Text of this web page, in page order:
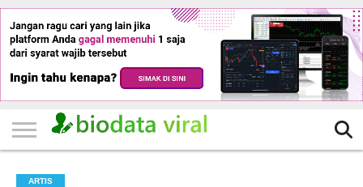
HOME
FILTER
KATEGORI
IKLAN
GRATIS
TERVIRAL
TRADING
KOMUNITAS
BERITA
BISNIS
LAINNYA
ARTIS